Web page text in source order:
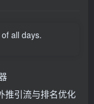
all days.
推引流与排名优化